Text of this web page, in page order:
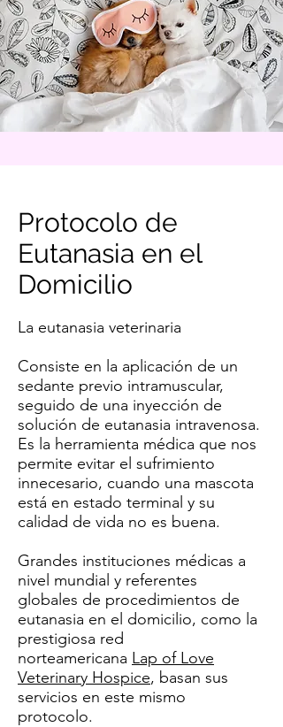
Protocolo de
Eutanasia en el
Domicilio
La eutanasia veterinaria
Consiste en la aplicación de un
sedante previo intramuscular,
seguido de una inyección de
solución de eutanasia intravenosa.
Es la herramienta médica que nos
permite evitar el sufrimiento
innecesario, cuando una mascota
está en estado terminal y su
calidad de vida no es buena.​​
Grandes instituciones médicas a
nivel mundial y referentes
globales de procedimientos de
eutanasia en el domicilio, como la
prestigiosa red
norteamericana Lap of Love
Veterinary Hospice, basan sus
servicios en este mismo
protocolo.